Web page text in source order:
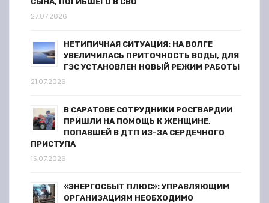
27.07.2026
НЕТИПИЧНАЯ СИТУАЦИЯ: НА ВОЛГЕ
УВЕЛИЧИЛАСЬ ПРИТОЧНОСТЬ ВОДЫ, ДЛЯ
ГЭС УСТАНОВЛЕН НОВЫЙ РЕЖИМ РАБОТЫ
21.07.2026
В САРАТОВЕ СОТРУДНИКИ РОСГВАРДИИ
ПРИШЛИ НА ПОМОЩЬ К ЖЕНЩИНЕ,
ПОПАВШЕЙ В ДТП ИЗ-ЗА СЕРДЕЧНОГО
ПРИСТУПА
15.07.2026
«ЭНЕРГОСБЫТ ПЛЮС»: УПРАВЛЯЮЩИМ
ОРГАНИЗАЦИЯМ НЕОБХОДИМО